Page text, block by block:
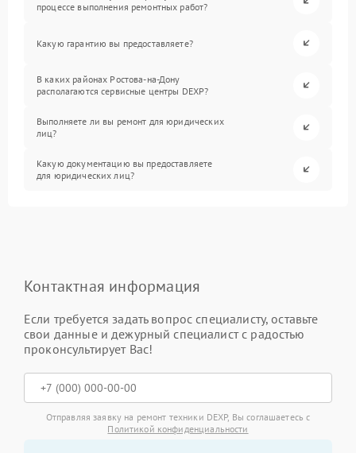
процессе выполнения ремонтных работ?
Какую гарантию вы предоставляете?
В каких районах Ростова-на-Дону
располагаются сервисные центры DEXP?
Выполняете ли вы ремонт для юридических
лиц?
Какую документацию вы предоставляете
для юридических лиц?
Контактная информация
Если требуется задать вопрос специалисту, оставьте
свои данные и дежурный специалист с радостью
проконсультирует Вас!
Отправляя заявку на ремонт техники DEXP, Вы соглашаетесь с
Политикой конфиденциальности